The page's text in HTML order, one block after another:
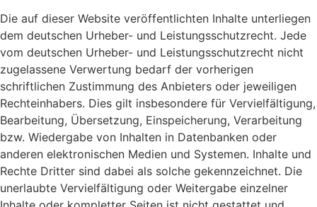
Die auf dieser Website veröffentlichten Inhalte unterliegen
dem deutschen Urheber- und Leistungsschutzrecht. Jede
vom deutschen Urheber- und Leistungsschutzrecht nicht
zugelassene Verwertung bedarf der vorherigen
schriftlichen Zustimmung des Anbieters oder jeweiligen
Rechteinhabers. Dies gilt insbesondere für Vervielfältigung,
Bearbeitung, Übersetzung, Einspeicherung, Verarbeitung
bzw. Wiedergabe von Inhalten in Datenbanken oder
anderen elektronischen Medien und Systemen. Inhalte und
Rechte Dritter sind dabei als solche gekennzeichnet. Die
unerlaubte Vervielfältigung oder Weitergabe einzelner